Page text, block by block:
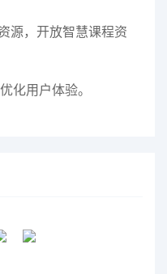
源，开放智慧课程资
化用户体验。